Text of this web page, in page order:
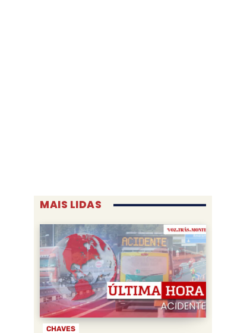
MAIS LIDAS
CHAVES